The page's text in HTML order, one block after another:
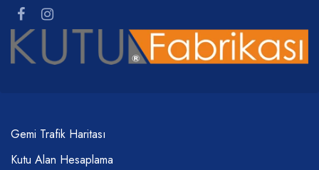
Gemi Trafik Haritası
Kutu Alan Hesaplama